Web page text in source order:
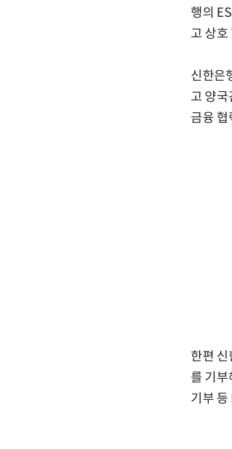
행의
고 상호
신한은
고 양국
금융 협
한편
를 기
기부 등